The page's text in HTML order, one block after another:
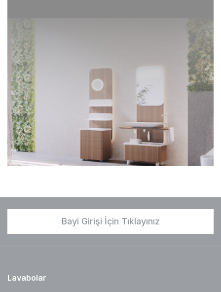
Bayi Girişi İçin Tıklayınız
Lavabolar